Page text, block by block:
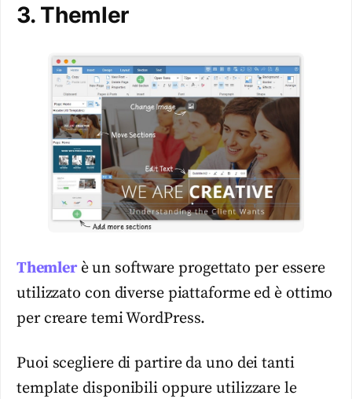
3. Themler
Themlerè un software progettato per essere
utilizzato con diverse piattaforme ed è ottimo
per creare temi WordPress.
Puoi scegliere di partire da uno dei tanti
template disponibili oppure utilizzare le